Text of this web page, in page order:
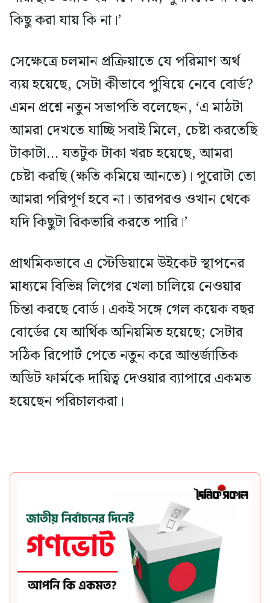
কিছু করা যায় কি না।’
সেক্ষেত্রে চলমান প্রক্রিয়াতে যে পরিমাণ অর্থ
ব্যয় হয়েছে, সেটা কীভাবে পুষিয়ে নেবে বোর্ড?
এমন প্রশ্নে নতুন সভাপতি বলেছেন, ‘এ মাঠটা
আমরা দেখতে যাচ্ছি সবাই মিলে, চেষ্টা করতেছি
টাকাটা… যতটুক টাকা খরচ হয়েছে, আমরা
চেষ্টা করছি (ক্ষতি কমিয়ে আনতে)। পুরোটা তো
আমরা পরিপূর্ণ হবে না। তারপরও ওখান থেকে
যদি কিছুটা রিকভারি করতে পারি।’
প্রাথমিকভাবে এ স্টেডিয়ামে উইকেট স্থাপনের
মাধ্যমে বিভিন্ন লিগের খেলা চালিয়ে নেওয়ার
চিন্তা করছে বোর্ড। একই সঙ্গে গেল কয়েক বছর
বোর্ডের যে আর্থিক অনিয়মিত হয়েছে; সেটার
সঠিক রিপোর্ট পেতে নতুন করে আন্তর্জাতিক
অডিট ফার্মকে দায়িত্ব দেওয়ার ব্যাপারে একমত
হয়েছেন পরিচালকরা।